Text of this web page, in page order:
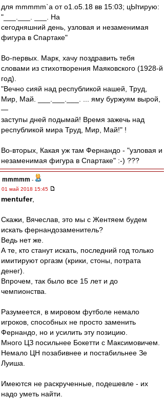
для mmmmm`а от о1.о5.18 вв 15:03; цЫтирую:
"___.___. ___. На
сегодняшний день, узловая и незаменимая
фигура в Спартаке"
Во-первых. Марк, хачу поздравить тебя
словами из стихотворения Маяковского (1928-й
год).
"Вечно сияй над республикой нашей, Труд,
Мир, Май. ___.___.___. ... яму буржуям вырой,
—
заступы дней подымай! Время зажечь над
республикой мира Труд, Мир, Май!" !
Во-вторых, Какая уж там Фернандо - "узловая и
незаменимая фигура в Спартаке" :-) ???
mmmmm -
01 май 2018 15:45
mentufer,
Скажи, Вячеслав, это мы с Жентяем будем
искать фернандозаменитель?
Ведь нет же.
А те, кто станут искать, последний год только
имитируют оргазм (крики, стоны, потрата
денег).
Впрочем, так было все 15 лет и до
чемпионства.
Разумеется, в мировом футболе немало
игроков, способных не просто заменить
Фернандо, но и усилить эту позицию.
Много ЦЗ посильнее Бокетти с Максимовичем.
Немало ЦН позабивнее и постабильнее Зе
Луиша.
Имеются не раскрученные, подешевле - их
надо уметь найти.